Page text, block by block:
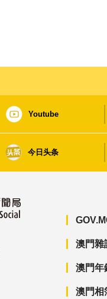
Youtube
今日头条
澳門雜
澳門年
澳門相